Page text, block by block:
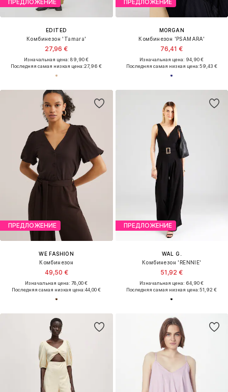
ПРЕДЛОЖЕНИЕ
EDITED
Комбинезон 'Tamara'
27,96 €
Изначальная цена: 89,90 €
Последняя самая низкая цена:27,96 €
ПРЕДЛОЖЕНИЕ
MORGAN
Комбинезон 'PSAMARA'
76,41 €
Изначальная цена: 94,90 €
Последняя самая низкая цена:59,43 €
ПРЕДЛОЖЕНИЕ
WE FASHION
Комбинезон
49,50 €
Изначальная цена: 78,00 €
Последняя самая низкая цена:44,00 €
ПРЕДЛОЖЕНИЕ
WAL G.
Комбинезон 'RENNIE'
51,92 €
Изначальная цена: 64,90 €
Последняя самая низкая цена:51,92 €